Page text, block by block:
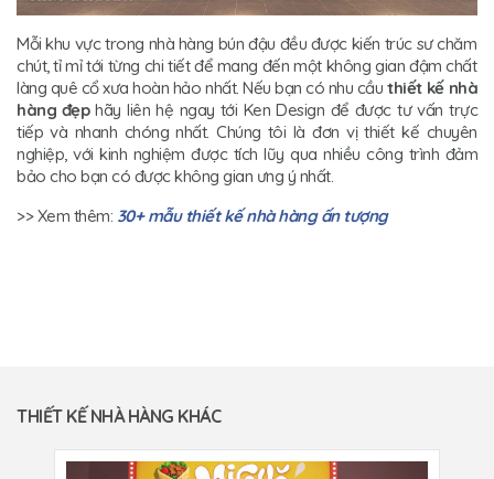
Mỗi khu vực trong nhà hàng bún đậu đều được kiến trúc sư chăm
chút, tỉ mỉ tới từng chi tiết để mang đến một không gian đậm chất
làng quê cổ xưa hoàn hảo nhất. Nếu bạn có nhu cầu thiết kế nhà
hàng đẹphãy liên hệ ngay tới Ken Design để được tư vấn trực
tiếp và nhanh chóng nhất. Chúng tôi là đơn vị thiết kế chuyên
nghiệp, với kinh nghiệm được tích lũy qua nhiều công trình đảm
bảo cho bạn có được không gian ưng ý nhất.
>> Xem thêm: 30+ mẫu thiết kế nhà hàng ấn tượng
THIẾT KẾ NHÀ HÀNG KHÁC